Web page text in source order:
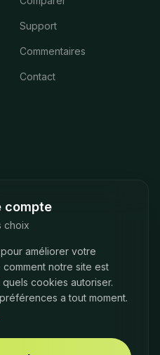
Support
Commentaires
Contact
compte
choix
améliorer votre
notre site est
cookies autoriser.
a tout moment.